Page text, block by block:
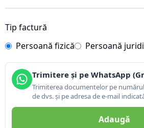
Tip factură
Persoană fizică
Persoană
Trimitere și pe WhatsApp
Trimiterea documentelor pe
de dvs. și pe adresa de e-mail
Adaugă